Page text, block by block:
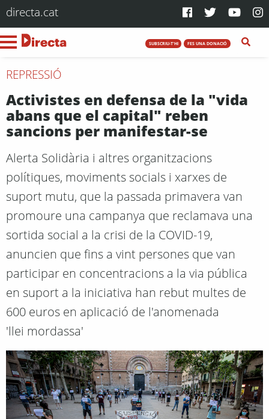
directa.cat
SUBSCRIU-T'HI FES UNA DONACIÓ
REPRESSIÓ
Activistes en defensa de la "vida
abans que el capital" reben
sancions per manifestar-se
Alerta Solidària i altres organitzacions
polítiques, moviments socials i xarxes de
suport mutu, que la passada primavera van
promoure una campanya que reclamava una
sortida social a la crisi de la COVID-19,
anuncien que fins a vint persones que van
participar en concentracions a la via pública
en suport a la iniciativa han rebut multes de
600 euros en aplicació de l'anomenada
'llei mordassa'